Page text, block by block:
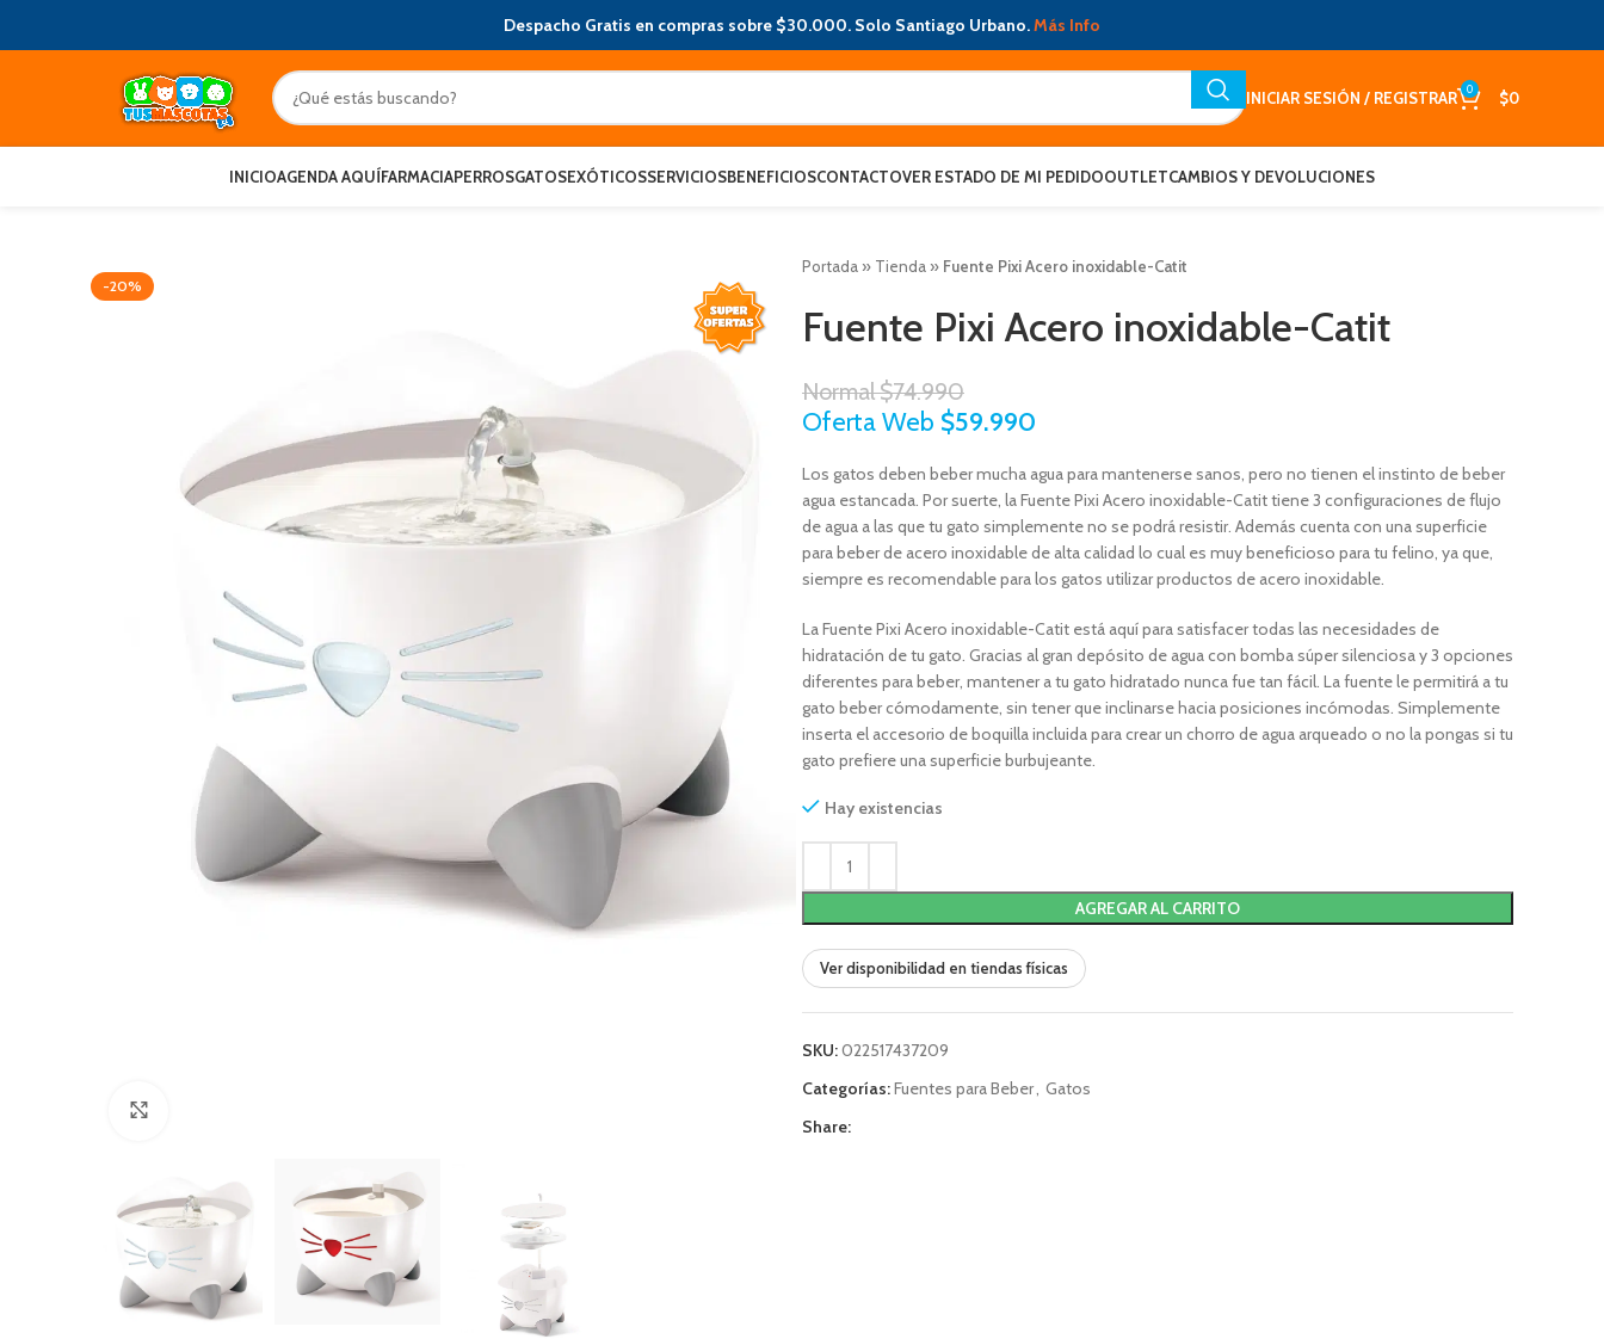
Despacho Gratis en compras sobre $30.000. Solo Santiago Urbano.Más Info
INICIAR SESIÓN / REGISTRAR 0 $0
INICIOAGENDA AQUÍFARMACIAPERROSGATOSEXÓTICOSSERVICIOSBENEFICIOSCONTACTOVER ESTADO DE MI PEDIDOOUTLETCAMBIOS Y DEVOLUCIONES
-20%
Portada » Tienda » Fuente Pixi Acero inoxidable-Catit
Fuente Pixi Acero inoxidable-Catit
Normal$74.990
Oferta Web $59.990
Los gatos deben beber mucha agua para mantenerse sanos, pero no tienen el instinto de beber
agua estancada. Por suerte, la Fuente Pixi Acero inoxidable-Catit tiene 3 configuraciones de flujo
de agua a las que tu gato simplemente no se podrá resistir. Además cuenta con una superficie
para beber de acero inoxidable de alta calidad lo cual es muy beneficioso para tu felino, ya que,
siempre es recomendable para los gatos utilizar productos de acero inoxidable.
La Fuente Pixi Acero inoxidable-Catit está aquí para satisfacer todas las necesidades de
hidratación de tu gato. Gracias al gran depósito de agua con bomba súper silenciosa y 3 opciones
diferentes para beber, mantener a tu gato hidratado nunca fue tan fácil. La fuente le permitirá a tu
gato beber cómodamente, sin tener que inclinarse hacia posiciones incómodas. Simplemente
inserta el accesorio de boquilla incluida para crear un chorro de agua arqueado o no la pongas si tu
gato prefiere una superficie burbujeante.
Hay existencias
AGREGAR AL CARRITO
Ver disponibilidad en tiendas físicas
SKU:022517437209
Categorías:Fuentes para Beber, Gatos
Share: